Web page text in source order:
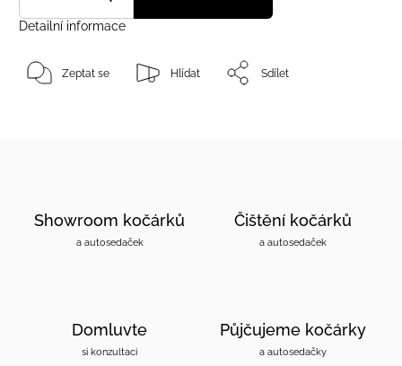
Detailní informace
Zeptat se Hlídat Sdílet
Showroom kočárků
a autosedaček
Čištění kočárků
a autosedaček
Domluvte
si konzultaci
Půjčujeme kočárky
a autosedačky